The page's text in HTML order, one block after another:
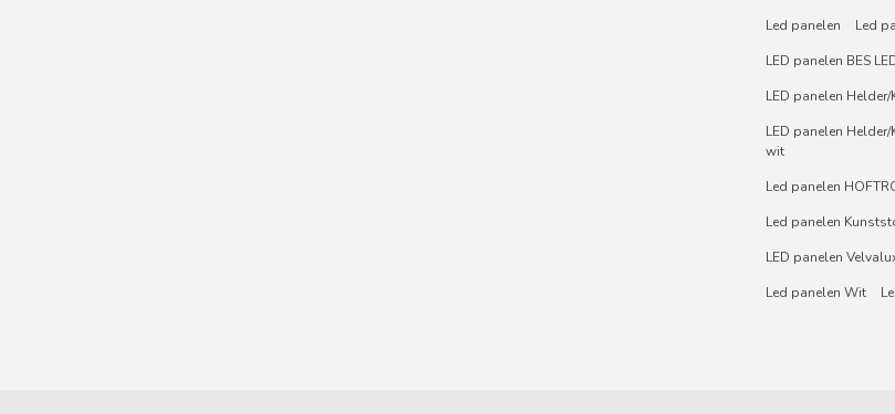
Led panelen
Led
LED panelen BES
LED panelen
LED panelen
wit
Led panelen
Led panelen
LED panelen
Led panelen Wit